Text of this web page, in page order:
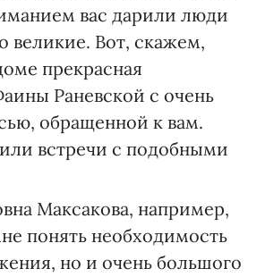
вас дарили люди
великие. Вот, скажем,
прекрасная
Раневской с очень
обращенной к вам.
встречи с подобными
Максакова, например,
понять необходимость
но и очень большого